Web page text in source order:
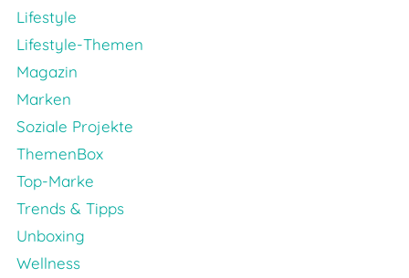
Lifestyle
Lifestyle-Themen
Magazin
Marken
Soziale Projekte
ThemenBox
Top-Marke
Trends & Tipps
Unboxing
Wellness